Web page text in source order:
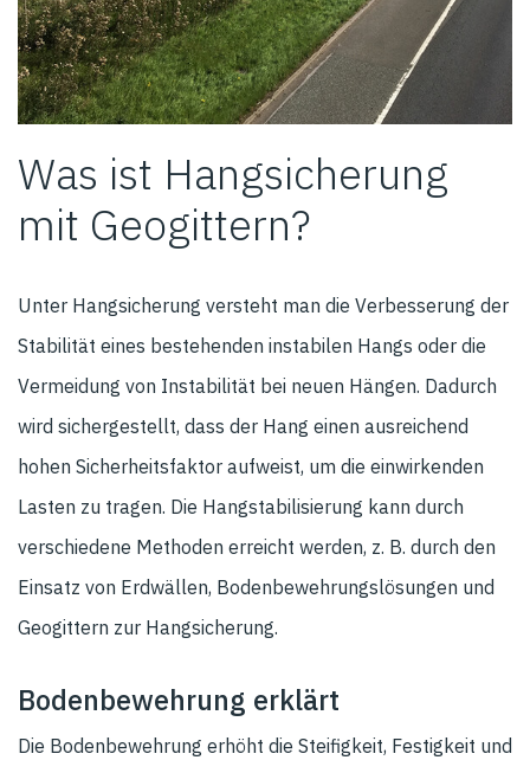
Was ist Hangsicherung
mit Geogittern?
Unter Hangsicherung versteht man die Verbesserung der
Stabilität eines bestehenden instabilen Hangs oder die
Vermeidung von Instabilität bei neuen Hängen. Dadurch
wird sichergestellt, dass der Hang einen ausreichend
hohen Sicherheitsfaktor aufweist, um die einwirkenden
Lasten zu tragen. Die Hangstabilisierung kann durch
verschiedene Methoden erreicht werden, z. B. durch den
Einsatz von Erdwällen, Bodenbewehrungslösungen und
Geogittern zur Hangsicherung.
Bodenbewehrung erklärt
Die Bodenbewehrung erhöht die Steifigkeit, Festigkeit und